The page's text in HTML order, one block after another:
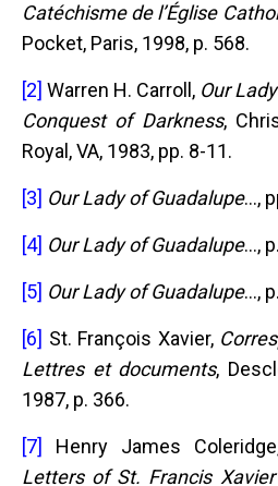
Catéchisme de l’Église
Pocket, Paris, 1998, p. 568.
[2] Warren H. Carroll, Our
Conquest of Darkness,
Royal, VA, 1983, pp. 8-11.
[3] Our Lady of Guadalupe...,
[4] Our Lady of Guadalupe...,
[5] Our Lady of Guadalupe...,
[6] St. François Xavier,
Lettres et documents,
1987, p. 366.
[7] Henry James
Letters of St. Francis Xavier